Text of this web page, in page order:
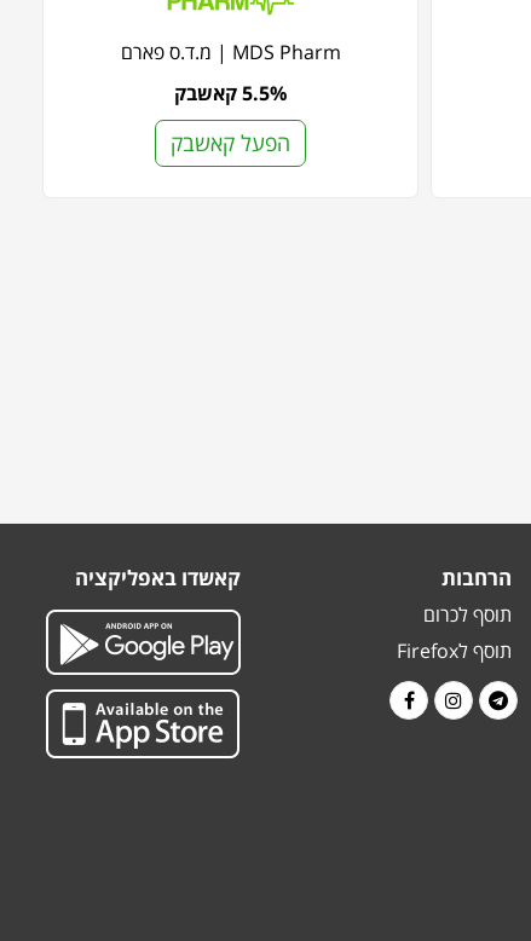
MDS Pharm | מ.ד.ס פארם
5.5% קאשבק
הפעל קאשבק
הרחבות
תוסף לכרום
תוסף לFirefox
קאשדו באפליקציה